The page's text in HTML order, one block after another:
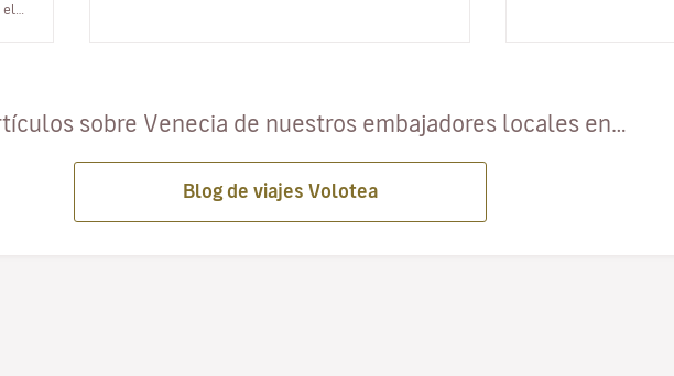
el
sobre Venecia de nuestros embajadores locales en…
Blog de viajes Volotea